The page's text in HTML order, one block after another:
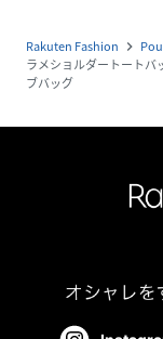
Rakuten Fashion navigate_next
ラメショルダートートバ
ブバッグ